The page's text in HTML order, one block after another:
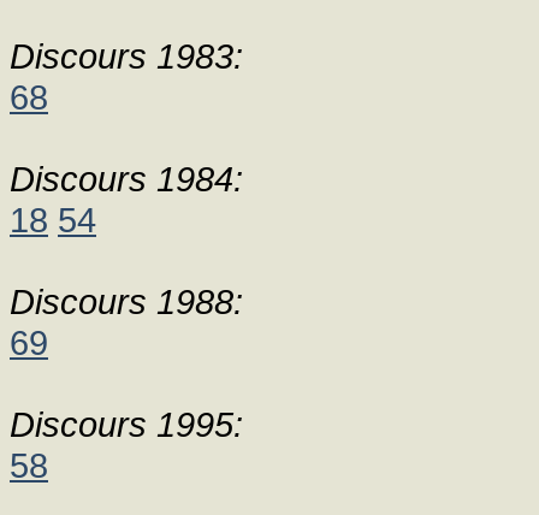
Discours 1983:
68
Discours 1984:
18 54
Discours 1988:
69
Discours 1995:
58